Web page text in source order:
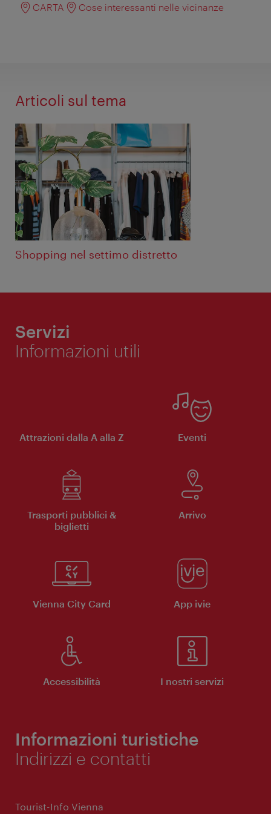
CARTA
Cose interessanti nelle vicinanze
Articoli sul tema
Shopping nel settimo distretto
Servizi
Informazioni utili
Attrazioni dalla A alla Z Eventi
Trasporti pubblici &
biglietti
Arrivo
Vienna City Card App ivie
Accessibilità I nostri servizi
Informazioni turistiche
Indirizzi e contatti
Tourist-Info Vienna